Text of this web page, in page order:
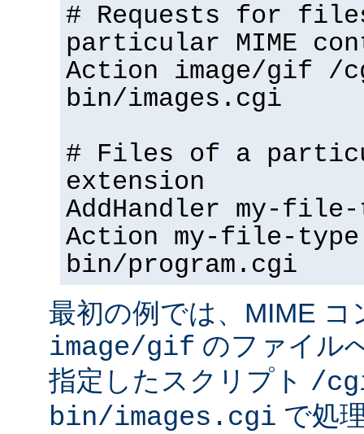
# Requests for
particular MIME
Action image/gif /
bin/images.cgi
# Files of a
extension
AddHandler my-
Action my-file-
bin/program.cgi
最初の例では、MIME
image/gif のファイル
指定したスクリプト /
bin/images.cgi で処